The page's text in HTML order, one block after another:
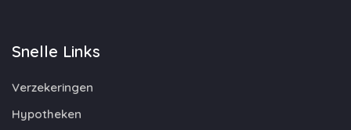
Snelle Links
Verzekeringen
Hypotheken